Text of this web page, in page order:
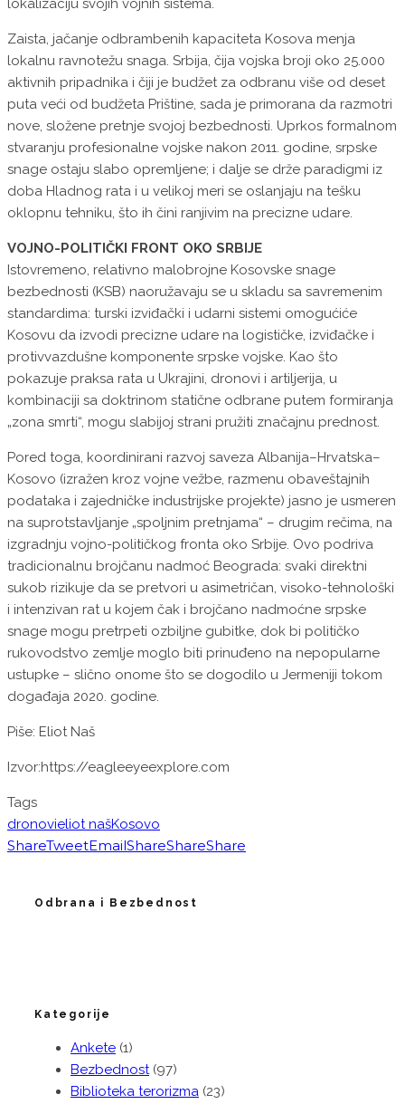
lokalizaciju svojih vojnih sistema.
Zaista, jačanje odbrambenih kapaciteta Kosova menja
lokalnu ravnotežu snaga. Srbija, čija vojska broji oko 25.000
aktivnih pripadnika i čiji je budžet za odbranu više od deset
puta veći od budžeta Prištine, sada je primorana da razmotri
nove, složene pretnje svojoj bezbednosti. Uprkos formalnom
stvaranju profesionalne vojske nakon 2011. godine, srpske
snage ostaju slabo opremljene; i dalje se drže paradigmi iz
doba Hladnog rata i u velikoj meri se oslanjaju na tešku
oklopnu tehniku, što ih čini ranjivim na precizne udare.
VOJNO-POLITIČKI FRONT OKO SRBIJE
Istovremeno, relativno malobrojne Kosovske snage
bezbednosti (KSB) naoružavaju se u skladu sa savremenim
standardima: turski izviđački i udarni sistemi omogućiće
Kosovu da izvodi precizne udare na logističke, izviđačke i
protivvazdušne komponente srpske vojske. Kao što
pokazuje praksa rata u Ukrajini, dronovi i artiljerija, u
kombinaciji sa doktrinom statične odbrane putem formiranja
„zona smrti“, mogu slabijoj strani pružiti značajnu prednost.
Pored toga, koordinirani razvoj saveza Albanija–Hrvatska–
Kosovo (izražen kroz vojne vežbe, razmenu obaveštajnih
podataka i zajedničke industrijske projekte) jasno je usmeren
na suprotstavljanje „spoljnim pretnjama“ – drugim rečima, na
izgradnju vojno-političkog fronta oko Srbije. Ovo podriva
tradicionalnu brojčanu nadmoć Beograda: svaki direktni
sukob rizikuje da se pretvori u asimetričan, visoko-tehnološki
i intenzivan rat u kojem čak i brojčano nadmoćne srpske
snage mogu pretrpeti ozbiljne gubitke, dok bi političko
rukovodstvo zemlje moglo biti prinuđeno na nepopularne
ustupke – slično onome što se dogodilo u Jermeniji tokom
događaja 2020. godine.
Piše: Eliot Naš
Izvor:https://eagleeyeexplore.com
Tags
dronovieliot našKosovo
ShareTweetEmailShareShareShare
Odbrana i Bezbednost
Kategorije
Ankete (1)
Bezbednost(97)
Biblioteka terorizma (23)